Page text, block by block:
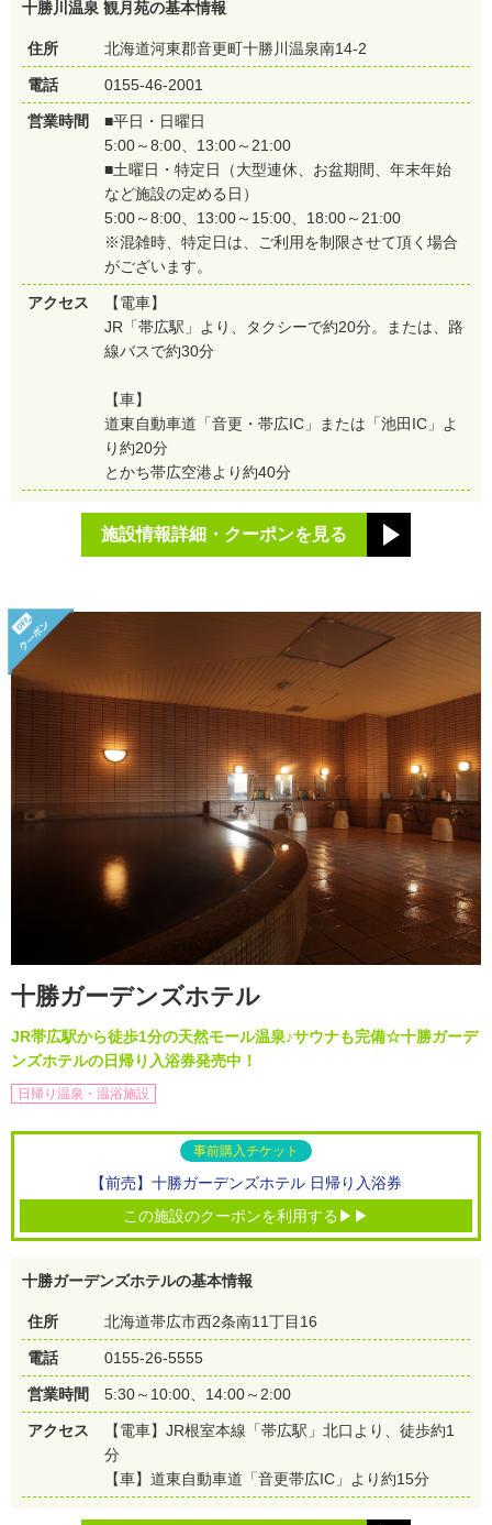
十勝川温泉 観月苑の基本情報
住所 北海道河東郡音更町十勝川温泉南14-2
電話 0155-46-2001
営業時間
■平日・日曜日
5:00～8:00、13:00～21:00
■土曜日・特定日（大型連休、お盆期間、年末年始
など施設の定める日）
5:00～8:00、13:00～15:00、18:00～21:00
※混雑時、特定日は、ご利用を制限させて頂く場合
がございます。
アクセス
【電車】
JR「帯広駅」より、タクシーで約20分。または、路
線バスで約30分
【車】
道東自動車道「音更・帯広IC」または「池田IC」よ
り約20分
とかち帯広空港より約40分
施設情報詳細・クーポンを見る
十勝ガーデンズホテル
JR帯広駅から徒歩1分の天然モール温泉♪サウナも完備☆十勝ガーデ
ンズホテルの日帰り入浴券発売中！
日帰り温泉・温浴施設
事前購入チケット
【前売】十勝ガーデンズホテル 日帰り入浴券
この施設のクーポンを利用する▶▶
十勝ガーデンズホテルの基本情報
住所 北海道帯広市西2条南11丁目16
電話 0155-26-5555
営業時間 5:30～10:00、14:00～2:00
アクセス
【電車】JR根室本線「帯広駅」北口より、徒歩約1
分
【車】道東自動車道「音更帯広IC」より約15分